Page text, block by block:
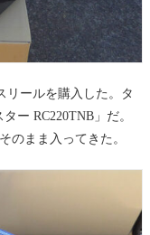
リールを購入した。タ
ー RC220TNB」だ。
のまま入ってきた。